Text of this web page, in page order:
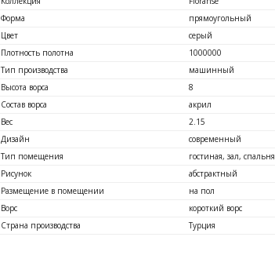
Форма
прямоугольный
Цвет
серый
Плотность полотна
1000000
Тип производства
машинный
Высота ворса
8
Состав ворса
акрил
Вес
2.15
Дизайн
современный
Тип помещения
гостиная, зал, спальня
Рисунок
абстрактный
Размещение в помещении
на пол
Ворс
короткий ворс
Страна производства
Турция